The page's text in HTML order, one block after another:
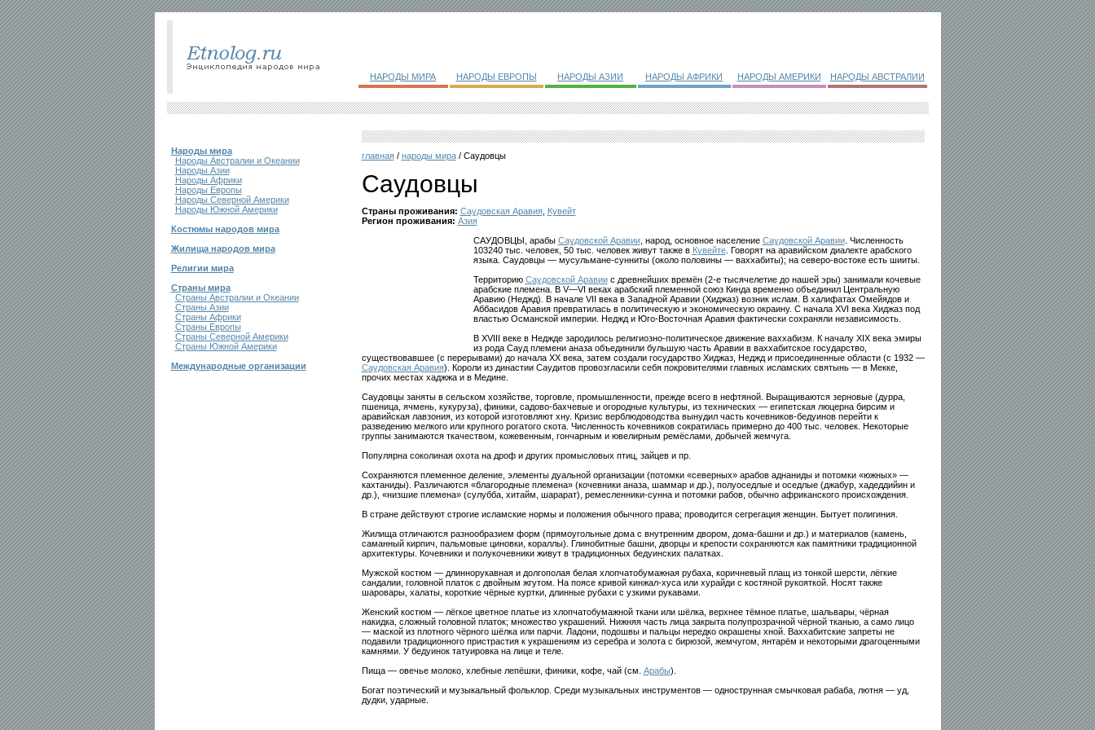
НАРОДЫ МИРА НАРОДЫ ЕВРОПЫ НАРОДЫ АЗИИ НАРОДЫ АФРИКИ НАРОДЫ АМЕРИКИ НАРОДЫ АВСТРАЛИИ
Народы мира
Народы Австралии и Океании
Народы Азии
Народы Африки
Народы Европы
Народы Северной Америки
Народы Южной Америки
Костюмы народов мира
Жилища народов мира
Религии мира
Страны мира
Страны Австралии и Океании
Страны Азии
Страны Африки
Страны Европы
Страны Северной Америки
Страны Южной Америки
Международные организации
главная/ народы мира/ Саудовцы
Саудовцы
Страны проживания: Саудовская Аравия, Кувейт
Регион проживания: Азия
САУДОВЦЫ, арабы Саудовской Аравии, народ, основное население Саудовской Аравии. Численность
103240 тыс. человек, 50 тыс. человек живут также в Кувейте. Говорят на аравийском диалекте арабского
языка. Саудовцы — мусульмане-сунниты (около половины — ваххабиты); на северо-востоке есть шииты.
Территорию Саудовской Аравиис древнейших времён (2-е тысячелетие до нашей эры) занимали кочевые
арабские племена. В V—VI веках арабский племенной союз Кинда временно объединил Центральную
Аравию (Неджд). В начале VII века в Западной Аравии (Хиджаз) возник ислам. В халифатах Омейядов и
Аббасидов Аравия превратилась в политическую и экономическую окраину. С начала XVI века Хиджаз под
властью Османской империи. Неджд и Юго-Восточная Аравия фактически сохраняли независимость.
В XVIII веке в Неджде зародилось религиозно-политическое движение ваххабизм. К началу XIX века эмиры
из рода Сауд племени аназа объединили бульшую часть Аравии в ваххабитское государство,
существовавшее (с перерывами) до начала XX века, затем создали государство Хиджаз, Неджд и присоединенные области (с 1932 —
Саудовская Аравия). Короли из династии Саудитов провозгласили себя покровителями главных исламских святынь — в Мекке,
прочих местах хаджжа и в Медине.
Саудовцы заняты в сельском хозяйстве, торговле, промышленности, прежде всего в нефтяной. Выращиваются зерновые (дурра,
пшеница, ячмень, кукуруза), финики, садово-бахчевые и огородные культуры, из технических — египетская люцерна бирсим и
аравийская лавзония, из которой изготовляют хну. Кризис верблюдоводства вынудил часть кочевников-бедуинов перейти к
разведению мелкого или крупного рогатого скота. Численность кочевников сократилась примерно до 400 тыс. человек. Некоторые
группы занимаются ткачеством, кожевенным, гончарным и ювелирным ремёслами, добычей жемчуга.
Популярна соколиная охота на дроф и других промысловых птиц, зайцев и пр.
Сохраняются племенное деление, элементы дуальной организации (потомки «северных» арабов аднаниды и потомки «южных» —
кахтаниды). Различаются «благородные племена» (кочевники аназа, шаммар и др.), полуоседлые и оседлые (джабур, хадеддийин и
др.), «низшие племена» (сулубба, хитайм, шарарат), ремесленники-сунна и потомки рабов, обычно африканского происхождения.
В стране действуют строгие исламские нормы и положения обычного права; проводится сегрегация женщин. Бытует полигиния.
Жилища отличаются разнообразием форм (прямоугольные дома с внутренним двором, дома-башни и др.) и материалов (камень,
саманный кирпич, пальмовые циновки, кораллы). Глинобитные башни, дворцы и крепости сохраняются как памятники традиционной
архитектуры. Кочевники и полукочевники живут в традиционных бедуинских палатках.
Мужской костюм — длиннорукавная и долгополая белая хлопчатобумажная рубаха, коричневый плащ из тонкой шерсти, лёгкие
сандалии, головной платок с двойным жгутом. На поясе кривой кинжал-хуса или хурайди с костяной рукояткой. Носят также
шаровары, халаты, короткие чёрные куртки, длинные рубахи с узкими рукавами.
Женский костюм — лёгкое цветное платье из хлопчатобумажной ткани или шёлка, верхнее тёмное платье, шальвары, чёрная
накидка, сложный головной платок; множество украшений. Нижняя часть лица закрыта полупрозрачной чёрной тканью, а само лицо
— маской из плотного чёрного шёлка или парчи. Ладони, подошвы и пальцы нередко окрашены хной. Ваххабитские запреты не
подавили традиционного пристрастия к украшениям из серебра и золота с бирюзой, жемчугом, янтарём и некоторыми драгоценными
камнями. У бедуинок татуировка на лице и теле.
Пища — овечье молоко, хлебные лепёшки, финики, кофе, чай (см. Арабы).
Богат поэтический и музыкальный фольклор. Среди музыкальных инструментов — однострунная смычковая рабаба, лютня — уд,
дудки, ударные.